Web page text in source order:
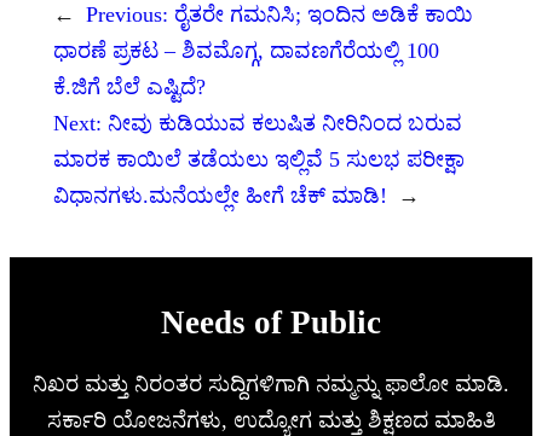
← Previous: ರೈತರೇ ಗಮನಿಸಿ; ಇಂದಿನ ಅಡಿಕೆ ಕಾಯಿ
ಧಾರಣೆ ಪ್ರಕಟ – ಶಿವಮೊಗ್ಗ, ದಾವಣಗೆರೆಯಲ್ಲಿ 100
ಕೆ.ಜಿಗೆ ಬೆಲೆ ಎಷ್ಟಿದೆ?
Next: ನೀವು ಕುಡಿಯುವ ಕಲುಷಿತ ನೀರಿನಿಂದ ಬರುವ
ಮಾರಕ ಕಾಯಿಲೆ ತಡೆಯಲು ಇಲ್ಲಿವೆ 5 ಸುಲಭ ಪರೀಕ್ಷಾ
ವಿಧಾನಗಳು.ಮನೆಯಲ್ಲೇ ಹೀಗೆ ಚೆಕ್ ಮಾಡಿ!
→
Needs of Public
ನಿಖರ ಮತ್ತು ನಿರಂತರ ಸುದ್ದಿಗಳಿಗಾಗಿ ನಮ್ಮನ್ನು ಫಾಲೋ ಮಾಡಿ.
ಸರ್ಕಾರಿ ಯೋಜನೆಗಳು, ಉದ್ಯೋಗ ಮತ್ತು ಶಿಕ್ಷಣದ ಮಾಹಿತಿ